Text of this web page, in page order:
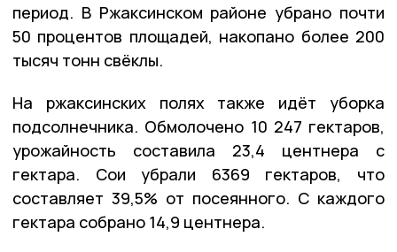
период. В Ржаксинском районе убрано почти
50 процентов площадей, накопано более 200
тысяч тонн свёклы.
На ржаксинских полях также идёт уборка
подсолнечника. Обмолочено 10 247 гектаров,
урожайность составила 23,4 центнера с
гектара. Сои убрали 6369 гектаров, что
составляет 39,5% от посеянного. С каждого
гектара собрано 14,9 центнера.